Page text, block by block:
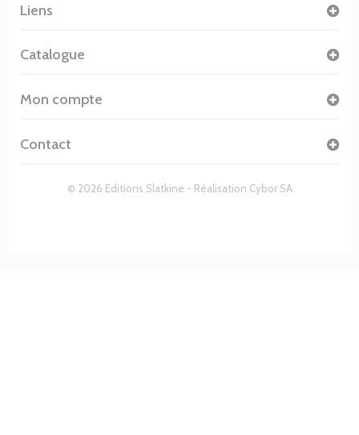
© 2026 Editions Slatkine - Réalisation Cybor SA
Liens
Catalogue
Mon compte
Contact